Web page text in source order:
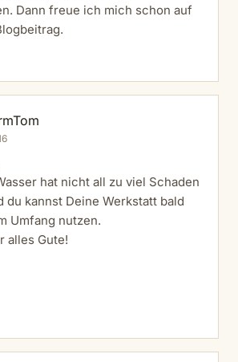
Dann freue ich mich schon auf
hat nicht all zu viel Schaden
du kannst Deine Werkstatt bald
Umfang nutzen.
alles Gute!